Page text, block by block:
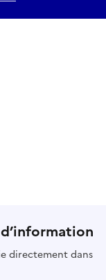
directement dans